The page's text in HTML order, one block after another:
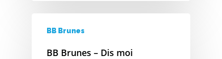
BB Brunes
BB Brunes – Dis moi